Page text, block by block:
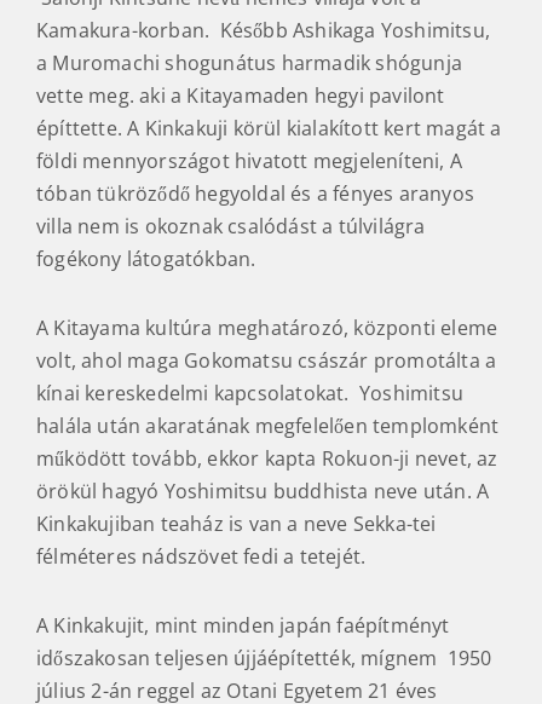
Kamakura-korban. Később Ashikaga Yoshimitsu,
a Muromachi shogunátus harmadik shógunja
vette meg. aki a Kitayamaden hegyi pavilont
építtette. A Kinkakuji körül kialakított kert magát a
földi mennyországot hivatott megjeleníteni, A
tóban tükröződő hegyoldal és a fényes aranyos
villa nem is okoznak csalódást a túlvilágra
fogékony látogatókban.
A Kitayama kultúra meghatározó, központi eleme
volt, ahol maga Gokomatsu császár promotálta a
kínai kereskedelmi kapcsolatokat. Yoshimitsu
halála után akaratának megfelelően templomként
működött tovább, ekkor kapta Rokuon-ji nevet, az
örökül hagyó Yoshimitsu buddhista neve után. A
Kinkakujiban teaház is van a neve Sekka-tei
félméteres nádszövet fedi a tetejét.
A Kinkakujit, mint minden japán faépítményt
időszakosan teljesen újjáépítették, mígnem 1950
július 2-án reggel az Otani Egyetem 21 éves